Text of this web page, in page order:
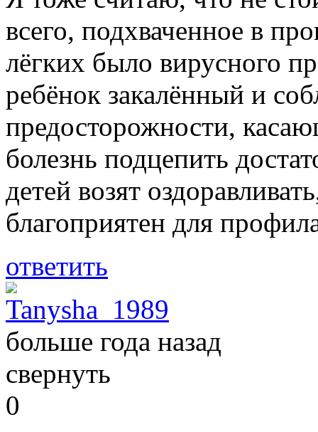
всего, подхваченное в
лёгких было вирусного
ребёнок закалённый и
предосторожности,
болезнь подцепить
детей возят
благоприятен для
ответить
Tanysha_1989
больше года назад
свернуть
0